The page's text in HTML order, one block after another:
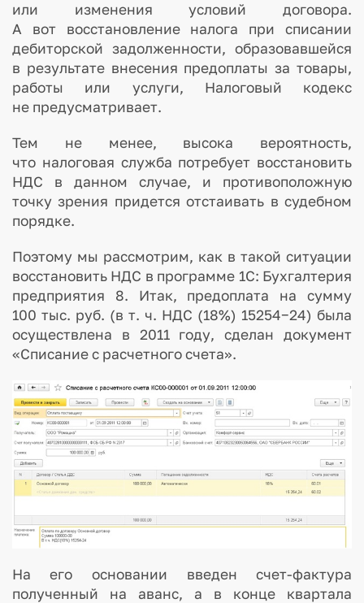
или изменения условий договора.
А вот восстановление налога при списании
дебиторской задолженности, образовавшейся
в результате внесения предоплаты за товары,
работы или услуги, Налоговый кодекс
не предусматривает.
Тем не менее, высока вероятность,
что налоговая служба потребует восстановить
НДС в данном случае, и противоположную
точку зрения придется отстаивать в судебном
порядке.
Поэтому мы рассмотрим, как в такой ситуации
восстановить НДС в программе 1С: Бухгалтерия
предприятия 8. Итак, предоплата на сумму
100 тыс. руб. (в т. ч. НДС (18%) 15254−24) была
осуществлена в 2011 году, сделан документ
«Списание с расчетного счета».
На его основании введен счет-фактура
полученный на аванс, а в конце квартала